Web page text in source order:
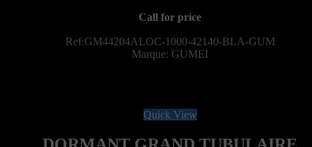
Call for price
Ref:GM44204ALOC-1000-42140-BLA-GUM
Marque: GUMEI
Quick View